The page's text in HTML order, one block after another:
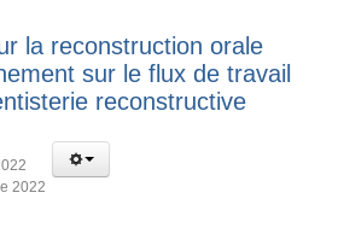
la reconstruction orale
sur le flux de travail
reconstructive
2022